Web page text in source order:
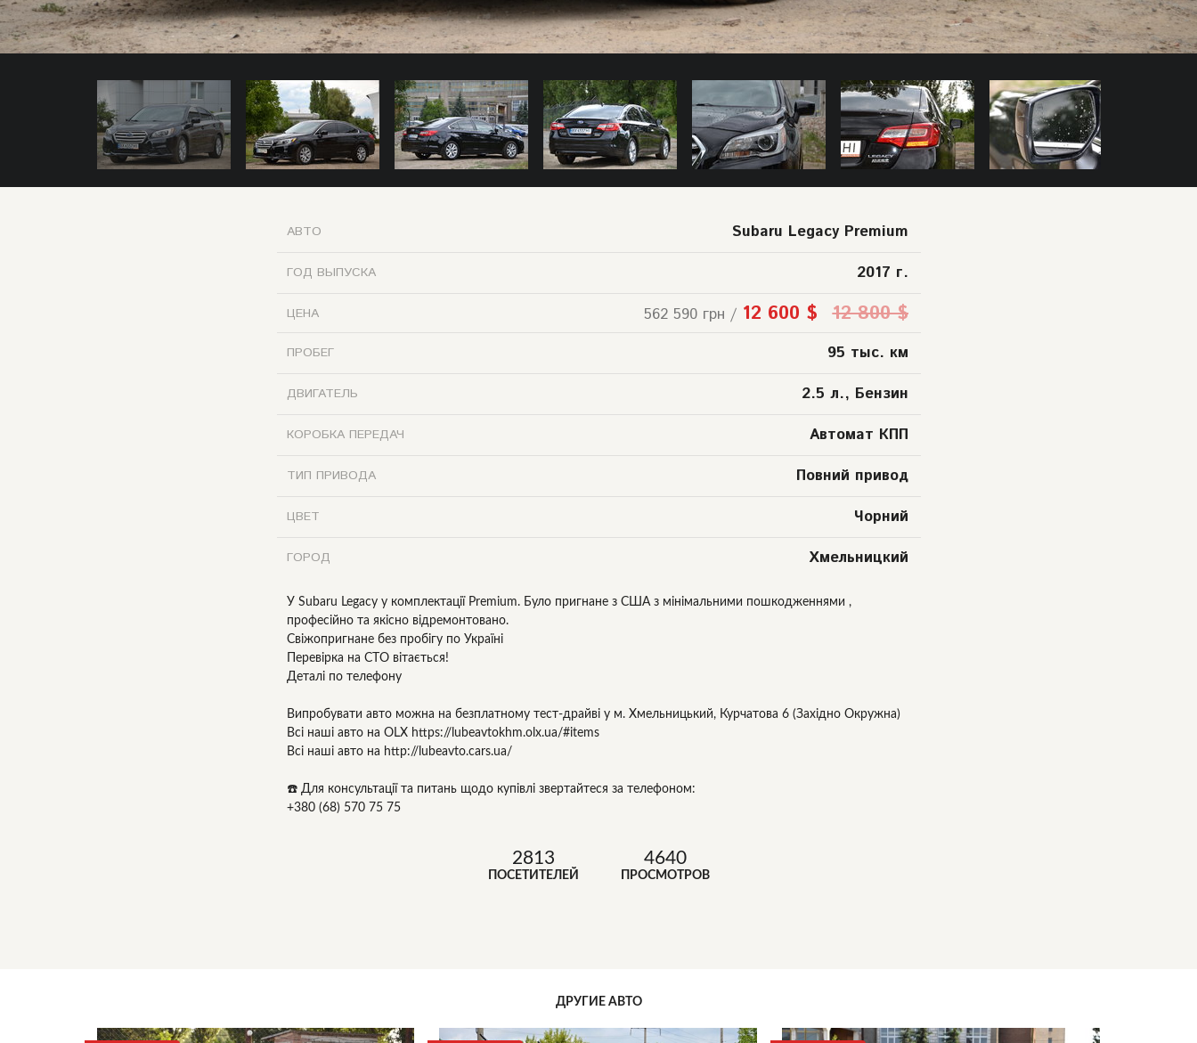
АВТО Subaru Legacy Premium
ГОД ВЫПУСКА 2017 г.
ЦЕНА 562 590 грн / 12 600 $ 12 800 $
ПРОБЕГ 95 тыс. км
ДВИГАТЕЛЬ 2.5 л., Бензин
КОРОБКА ПЕРЕДАЧ Автомат КПП
ТИП ПРИВОДА Повний привод
ЦВЕТ Чорний
ГОРОД Хмельницкий
У Subaru Legacy у комплектації Premium. Було пригнане з США з мінімальними пошкодженнями ,
професійно та якісно відремонтовано.
Свіжопригнане без пробігу по Україні
Перевірка на СТО вітається!
Деталі по телефону
Випробувати авто можна на безплатному тест-драйві у м. Хмельницький, Курчатова 6 (Західно Окружна)
Всі наші авто на OLX https://lubeavtokhm.olx.ua/#items
Всі наші авто на http://lubeavto.cars.ua/
☎️ Для консультації та питань щодо купівлі звертайтеся за телефоном:
+380 (68) 570 75 75
2813
ПОСЕТИТЕЛЕЙ
4640
ПРОСМОТРОВ
ДРУГИЕ АВТО